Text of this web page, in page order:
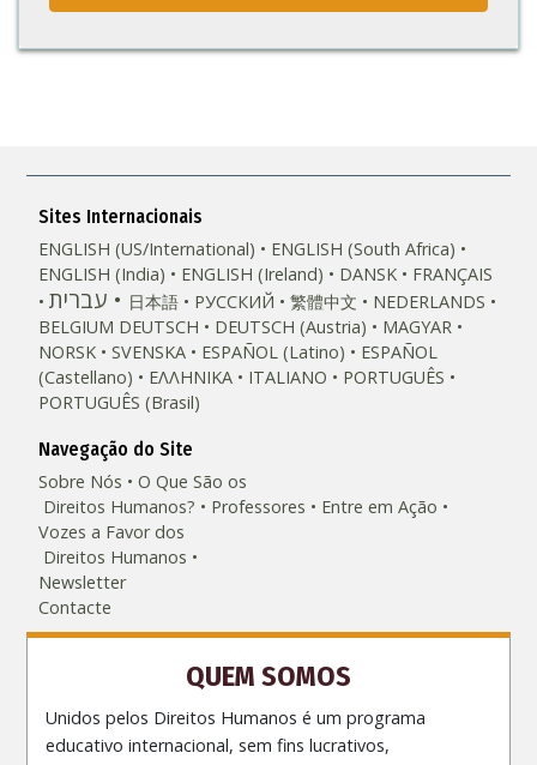
Sites Internacionais
ENGLISH (US/International)
ENGLISH (South Africa)
ENGLISH (India)
ENGLISH (Ireland) DANSK FRANÇAIS
עברית 日本語 РУССКИЙ 繁體中文
NEDERLANDS
BELGIUM DEUTSCH DEUTSCH (Austria)
MAGYAR
NORSK
SVENSKA ESPAÑOL (Latino)
ESPAÑOL
(Castellano)
ΕΛΛΗΝΙΚA ITALIANO
PORTUGUÊS
PORTUGUÊS (Brasil)‎
Navegação do Site
Sobre Nós
O Que São os
Direitos Humanos?
Professores
Entre em Ação
Vozes a Favor dos
Direitos Humanos
Newsletter
Contacte
QUEM SOMOS
Unidos pelos Direitos Humanos é um programa
educativo internacional, sem fins lucrativos,